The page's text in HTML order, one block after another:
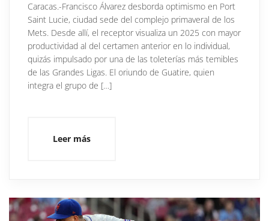
Caracas.-Francisco Álvarez desborda optimismo en Port
Saint Lucie, ciudad sede del complejo primaveral de los
Mets. Desde allí, el receptor visualiza un 2025 con mayor
productividad al del certamen anterior en lo individual,
quizás impulsado por una de las toleterías más temibles
de las Grandes Ligas. El oriundo de Guatire, quien
integra el grupo de […]
Leer más